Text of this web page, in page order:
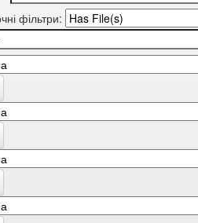
фільтри: